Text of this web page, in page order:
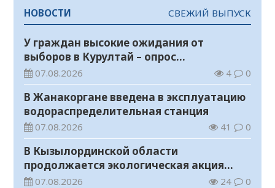
НОВОСТИ СВЕЖИЙ ВЫПУСК
У граждан высокие ожидания от
выборов в Курултай – опрос
общественного мнения
07.08.2026 4 0
В Жанакоргане введена в эксплуатацию
водораспределительная станция
07.08.2026 41 0
В Кызылординской области
продолжается экологическая акция
«Таза Қазақстан»
07.08.2026 24 0